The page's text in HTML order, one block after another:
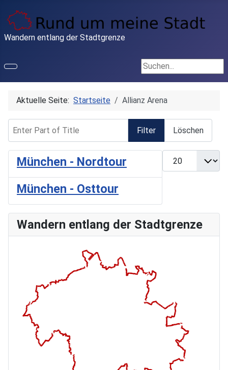
Wandern entlang der Stadtgrenze
Suchen...
Aktuelle Seite: Startseite Allianz Arena
Enter Part of Title
Filter Löschen
Anzeige #
München - Nordtour
München - Osttour
Wandern entlang der Stadtgrenze